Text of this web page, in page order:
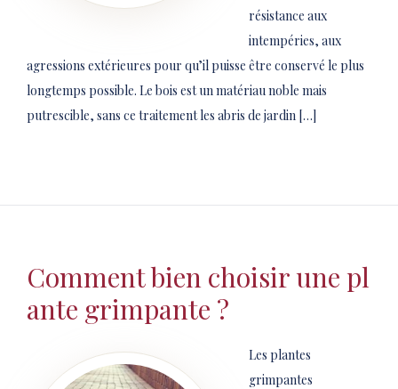
résistance aux
intempéries, aux
agressions extérieures pour qu’il puisse être conservé le plus
longtemps possible. Le bois est un matériau noble mais
putrescible, sans ce traitement les abris de jardin […]
Comment bien choisir une pl
ante grimpante ?
Les plantes
grimpantes